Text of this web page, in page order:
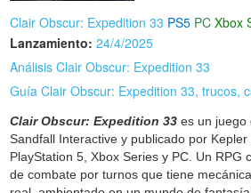
Clair Obscur: Expedition 33 PS5 PC Xbox
Lanzamiento: 24/4/2025
Análisis Clair Obscur: Expedition 33
Guía Clair Obscur: Expedition 33, trucos,
Clair Obscur: Expedition 33 es un juego
Sandfall Interactive y publicado por
PlayStation 5, Xbox Series y PC. Un RPG
de combate por turnos que tiene